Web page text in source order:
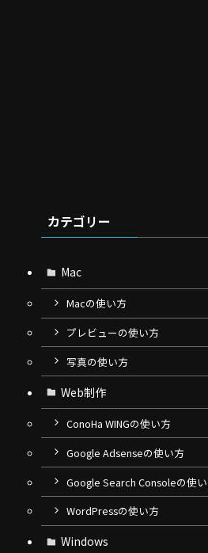
カテゴリー
Mac
Macの使い方
プレビューの使い方
写真の使い方
Web制作
ConoHa WINGの使い方
Google Adsenseの使い方
Google Search Consoleの使
WordPressの使い方
Windows